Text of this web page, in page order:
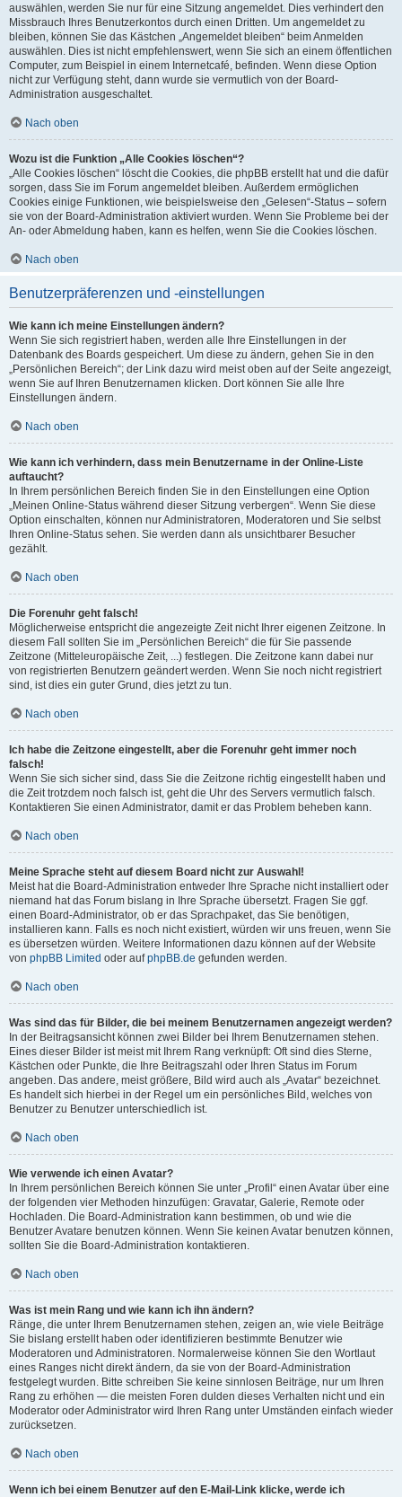
auswählen, werden Sie nur für eine Sitzung angemeldet. Dies verhindert den
Missbrauch Ihres Benutzerkontos durch einen Dritten. Um angemeldet zu
bleiben, können Sie das Kästchen „Angemeldet bleiben“ beim Anmelden
auswählen. Dies ist nicht empfehlenswert, wenn Sie sich an einem öffentlichen
Computer, zum Beispiel in einem Internetcafé, befinden. Wenn diese Option
nicht zur Verfügung steht, dann wurde sie vermutlich von der Board-
Administration ausgeschaltet.
Nach oben
Wozu ist die Funktion „Alle Cookies löschen“?
„Alle Cookies löschen“ löscht die Cookies, die phpBB erstellt hat und die dafür
sorgen, dass Sie im Forum angemeldet bleiben. Außerdem ermöglichen
Cookies einige Funktionen, wie beispielsweise den „Gelesen“-Status – sofern
sie von der Board-Administration aktiviert wurden. Wenn Sie Probleme bei der
An- oder Abmeldung haben, kann es helfen, wenn Sie die Cookies löschen.
Nach oben
Benutzerpräferenzen und -einstellungen
Wie kann ich meine Einstellungen ändern?
Wenn Sie sich registriert haben, werden alle Ihre Einstellungen in der
Datenbank des Boards gespeichert. Um diese zu ändern, gehen Sie in den
„Persönlichen Bereich“; der Link dazu wird meist oben auf der Seite angezeigt,
wenn Sie auf Ihren Benutzernamen klicken. Dort können Sie alle Ihre
Einstellungen ändern.
Nach oben
Wie kann ich verhindern, dass mein Benutzername in der Online-Liste
auftaucht?
In Ihrem persönlichen Bereich finden Sie in den Einstellungen eine Option
„Meinen Online-Status während dieser Sitzung verbergen“. Wenn Sie diese
Option einschalten, können nur Administratoren, Moderatoren und Sie selbst
Ihren Online-Status sehen. Sie werden dann als unsichtbarer Besucher
gezählt.
Nach oben
Die Forenuhr geht falsch!
Möglicherweise entspricht die angezeigte Zeit nicht Ihrer eigenen Zeitzone. In
diesem Fall sollten Sie im „Persönlichen Bereich“ die für Sie passende
Zeitzone (Mitteleuropäische Zeit, ...) festlegen. Die Zeitzone kann dabei nur
von registrierten Benutzern geändert werden. Wenn Sie noch nicht registriert
sind, ist dies ein guter Grund, dies jetzt zu tun.
Nach oben
Ich habe die Zeitzone eingestellt, aber die Forenuhr geht immer noch
falsch!
Wenn Sie sich sicher sind, dass Sie die Zeitzone richtig eingestellt haben und
die Zeit trotzdem noch falsch ist, geht die Uhr des Servers vermutlich falsch.
Kontaktieren Sie einen Administrator, damit er das Problem beheben kann.
Nach oben
Meine Sprache steht auf diesem Board nicht zur Auswahl!
Meist hat die Board-Administration entweder Ihre Sprache nicht installiert oder
niemand hat das Forum bislang in Ihre Sprache übersetzt. Fragen Sie ggf.
einen Board-Administrator, ob er das Sprachpaket, das Sie benötigen,
installieren kann. Falls es noch nicht existiert, würden wir uns freuen, wenn Sie
es übersetzen würden. Weitere Informationen dazu können auf der Website
von phpBB Limited oder aufphpBB.de gefunden werden.
Nach oben
Was sind das für Bilder, die bei meinem Benutzernamen angezeigt werden?
In der Beitragsansicht können zwei Bilder bei Ihrem Benutzernamen stehen.
Eines dieser Bilder ist meist mit Ihrem Rang verknüpft: Oft sind dies Sterne,
Kästchen oder Punkte, die Ihre Beitragszahl oder Ihren Status im Forum
angeben. Das andere, meist größere, Bild wird auch als „Avatar“ bezeichnet.
Es handelt sich hierbei in der Regel um ein persönliches Bild, welches von
Benutzer zu Benutzer unterschiedlich ist.
Nach oben
Wie verwende ich einen Avatar?
In Ihrem persönlichen Bereich können Sie unter „Profil“ einen Avatar über eine
der folgenden vier Methoden hinzufügen: Gravatar, Galerie, Remote oder
Hochladen. Die Board-Administration kann bestimmen, ob und wie die
Benutzer Avatare benutzen können. Wenn Sie keinen Avatar benutzen können,
sollten Sie die Board-Administration kontaktieren.
Nach oben
Was ist mein Rang und wie kann ich ihn ändern?
Ränge, die unter Ihrem Benutzernamen stehen, zeigen an, wie viele Beiträge
Sie bislang erstellt haben oder identifizieren bestimmte Benutzer wie
Moderatoren und Administratoren. Normalerweise können Sie den Wortlaut
eines Ranges nicht direkt ändern, da sie von der Board-Administration
festgelegt wurden. Bitte schreiben Sie keine sinnlosen Beiträge, nur um Ihren
Rang zu erhöhen — die meisten Foren dulden dieses Verhalten nicht und ein
Moderator oder Administrator wird Ihren Rang unter Umständen einfach wieder
zurücksetzen.
Nach oben
Wenn ich bei einem Benutzer auf den E-Mail-Link klicke, werde ich